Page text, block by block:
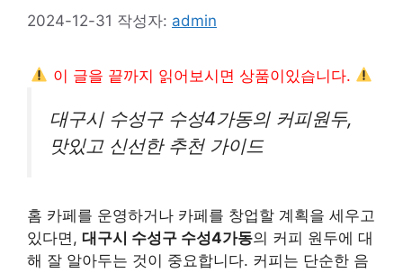
2024-12-31 작성자: admin
이 글을 끝까지 읽어보시면 상품이있습니다.
대구시 수성구 수성4가동의 커피원두,
맛있고 신선한 추천 가이드
홈 카페를 운영하거나 카페를 창업할 계획을 세우고
있다면, 대구시 수성구 수성4가동의 커피 원두에 대
해 잘 알아두는 것이 중요합니다. 커피는 단순한 음